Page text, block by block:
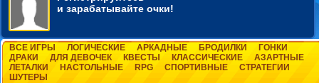
и зарабатывайте очки!
ВСЕ ИГРЫ ЛОГИЧЕСКИЕ АРКАДНЫЕ БРОДИЛКИ
ГОНКИ
ДРАКИ
ДЛЯ ДЕВОЧЕК КВЕСТЫ КЛАССИЧЕСКИЕ
АЗАРТНЫЕ
ЛЕТАЛКИ
НАСТОЛЬНЫЕ RPG СПОРТИВНЫЕ
СТРАТЕГИИ
ШУТЕРЫ